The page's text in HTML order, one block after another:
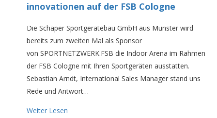
innovationen auf der FSB Cologne
Die Schäper Sportgerätebau GmbH aus Münster wird
bereits zum zweiten Mal als Sponsor
von SPORTNETZWERK.FSB die Indoor Arena im Rahmen
der FSB Cologne mit Ihren Sportgeräten ausstatten.
Sebastian Arndt, International Sales Manager stand uns
Rede und Antwort…
Weiter Lesen